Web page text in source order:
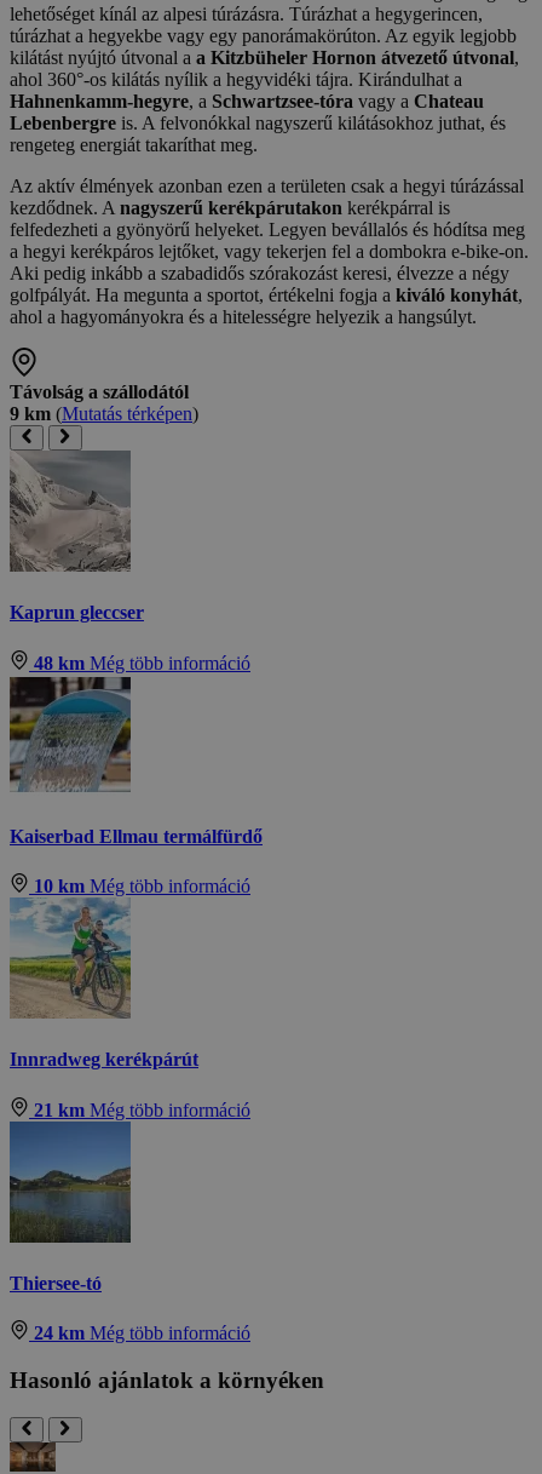
lehetőséget kínál az alpesi túrázásra. Túrázhat a hegygerincen,
túrázhat a hegyekbe vagy egy panorámakörúton. Az egyik legjobb
kilátást nyújtó útvonal a a Kitzbüheler Hornon átvezető útvonal,
ahol 360°-os kilátás nyílik a hegyvidéki tájra. Kirándulhat a
Hahnenkamm-hegyre, a Schwartzsee-tóra vagy a Chateau
Lebenbergre is. A felvonókkal nagyszerű kilátásokhoz juthat, és
rengeteg energiát takaríthat meg.
Az aktív élmények azonban ezen a területen csak a hegyi túrázással
kezdődnek. A nagyszerű kerékpárutakon kerékpárral is
felfedezheti a gyönyörű helyeket. Legyen bevállalós és hódítsa meg
a hegyi kerékpáros lejtőket, vagy tekerjen fel a dombokra e-bike-on.
Aki pedig inkább a szabadidős szórakozást keresi, élvezze a négy
golfpályát. Ha megunta a sportot, értékelni fogja a kiváló konyhát,
ahol a hagyományokra és a hitelességre helyezik a hangsúlyt.
Távolság a szállodától
9 km (Mutatás térképen)
Kaprun gleccser
48 km Még több információ
Kaiserbad Ellmau termálfürdő
10 km Még több információ
Innradweg kerékpárút
21 km Még több információ
Thiersee-tó
24 km Még több információ
Hasonló ajánlatok a környéken